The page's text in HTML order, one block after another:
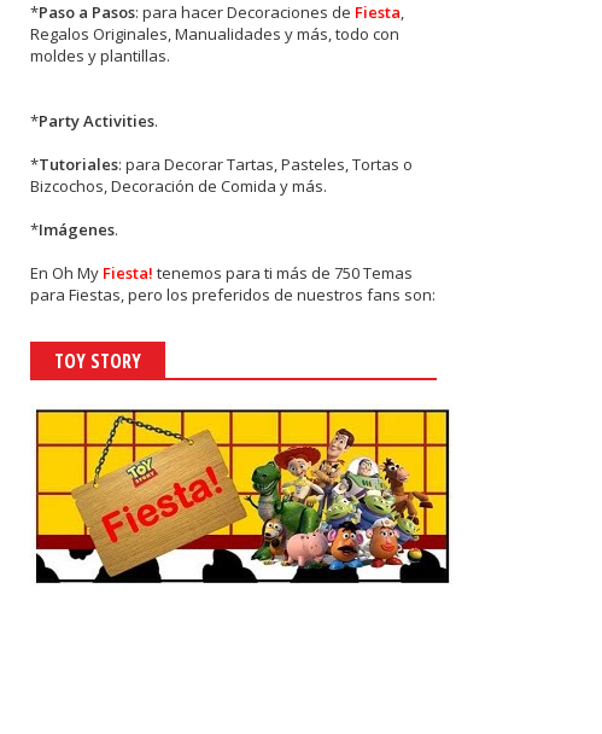
*Paso a Pasos: para hacer Decoraciones de Fiesta,
Regalos Originales, Manualidades y más, todo con
moldes y plantillas.
*Party Activities.
*Tutoriales: para Decorar Tartas, Pasteles, Tortas o
Bizcochos, Decoración de Comida y más.
*Imágenes.
EnOh My Fiesta! tenemos para ti más de 750 Temas
para Fiestas, pero los preferidos de nuestros fans son:
TOY STORY